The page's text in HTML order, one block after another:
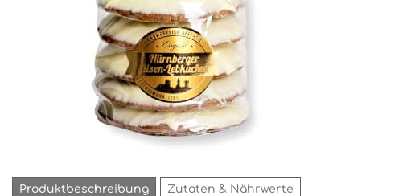
Produktbeschreibung Zutaten & Nährwerte